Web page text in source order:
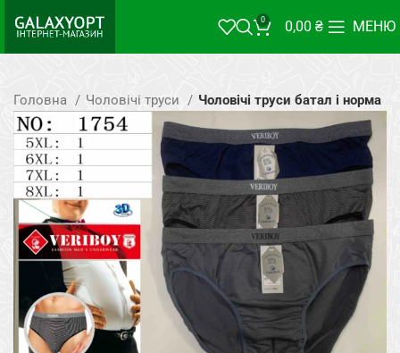
0 0,00 ₴ МЕНЮ
Головна Чоловічі труси Чоловічі труси батал і норма